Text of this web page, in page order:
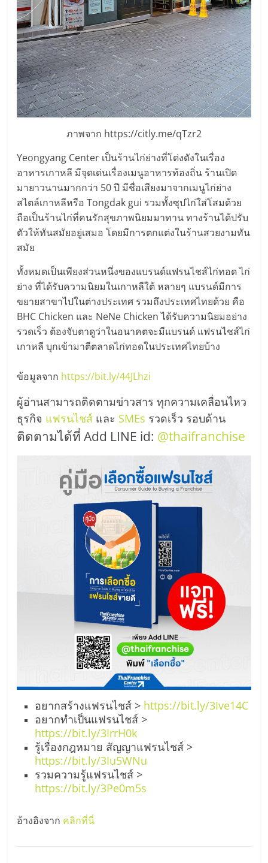
ภาพจาก https://citly.me/qTzr2
Yeongyang Center เป็นร้านไก่ย่างที่โด่งดังในเรื่อง
อาหารเกาหลี มีจุดเด่นเรื่องเมนูอาหารท้องถิ่น ร้านเปิด
มายาวนานมากกว่า 50 ปี มีชื่อเสียงมาจากเมนูไก่ย่าง
สไตล์เกาหลีหรือ Tongdak gui รวมทั้งซุปไก่ใส่โสมด้วย
ถือเป็นร้านไก่ที่คนรักสุขภาพนิยมมาทาน ทางร้านได้ปรับ
ตัวให้ทันสมัยอยู่เสมอ โดยมีการตกแต่งในร้านสวยงามทัน
สมัย
ทั้งหมดเป็นเพียงส่วนหนึ่งของแบรนด์แฟรนไชส์ไก่ทอด ไก่
ย่าง ที่ได้รับความนิยมในเกาหลีใต้ หลายๆ แบรนด์มีการ
ขยายสาขาไปในต่างประเทศ รวมถึงประเทศไทยด้วย คือ
BHC Chicken และ NeNe Chicken ได้รับความนิยมอย่าง
รวดเร็ว ต้องจับตาดูว่าในอนาคตจะมีแบรนด์ แฟรนไชส์ไก่
เกาหลี บุกเข้ามาตีตลาดไก่ทอดในประเทศไทยบ้าง
ข้อมูลจาก https://bit.ly/44JLhzi
ผู้อ่านสามารถติดตามข่าวสาร ทุกความเคลื่อนไหว
ธุรกิจ แฟรนไชส์ และ SMEs รวดเร็ว รอบด้าน
ติดตามได้ที่ Add LINE id: @thaifranchise
อยากสร้างแฟรนไชส์ > https://bit.ly/3Ive14C
อยากทำเป็นแฟรนไชส์ >
https://bit.ly/3IrrH0k
รู้เรื่องกฎหมาย สัญญาแฟรนไชส์ >
https://bit.ly/3Iu5WNu
รวมความรู้แฟรนไชส์ >
https://bit.ly/3Pe0m5s
อ้างอิงจาก คลิกที่นี่